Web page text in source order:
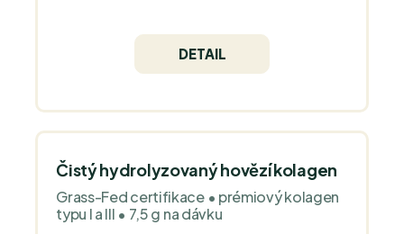
elektrospotřebičů.
DETAIL
Čistý hydrolyzovaný hovězí kolagen
Grass-Fed certifikace • prémiový kolagen
typu I a III • 7,5 g na dávku